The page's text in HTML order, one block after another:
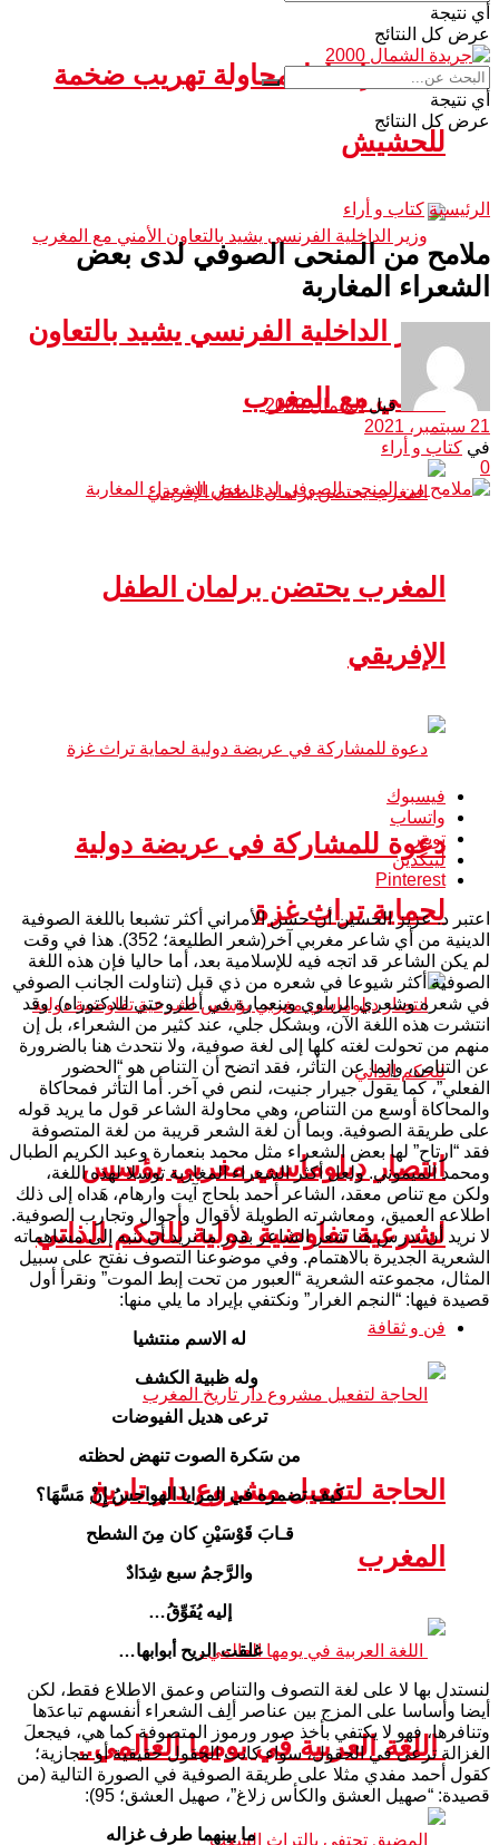
سبتة.. إحباط محاولة تهريب ضخمة
للحشيش
وزير الداخلية الفرنسي يشيد بالتعاون
الأمني مع المغرب
المغرب يحتضن برلمان الطفل
الإفريقي
دعوة للمشاركة في عريضة دولية
لحماية تراث غزة
انتصار دبلوماسي مغربي يؤسس
لشرعية تفاوضية دولية للحكم الذاتي
فن و ثقافة
الحاجة لتفعيل مشروع دار تاريخ
المغرب
اللغة العربية في يومها العالمي..
أي نتيجة
عرض كل النتائج
أي نتيجة
عرض كل النتائج
الرئيسية كتاب و أراء
ملامح من المنحى الصوفي لدى بعض
الشعراء المغاربة
قبل الشمال 2000
21 سبتمبر، 2021
في كتاب و أراء
0
فيسبوك
واتساب
تويتر
لينكدين
Pinterest
اعتبر د. عزيز الحسين أن حسن الأمراني أكثر تشبعا باللغة الصوفية
الدينية من أي شاعر مغربي آخر(شعر الطليعة؛ 352). هذا في وقت
لم يكن الشاعر قد اتجه فيه للإسلامية بعد، أما حاليا فإن هذه اللغة
الصوفية أكثر شيوعا في شعره من ذي قبل (تناولت الجانب الصوفي
في شعره وشعري الرباوي وبنعمارة في أطروحتي للدكتوراه). وقد
انتشرت هذه اللغة الآن، وبشكل جلي، عند كثير من الشعراء، بل إن
منهم من تحولت لغته كلها إلى لغة صوفية، ولا نتحدث هنا بالضرورة
عن التناص، وإنما عن التأثر، فقد اتضح أن التناص هو “الحضور
الفعلي”، كما يقول جيرار جنيت، لنص في آخر. أما التأثر فمحاكاة
والمحاكاة أوسع من التناص، وهي محاولة الشاعر قول ما يريد قوله
على طريقة الصوفية. وبما أن لغة الشعر قريبة من لغة المتصوفة
فقد “ارتاح” لها بعض الشعراء مثل محمد بنعمارة وعبد الكريم الطبال
ومحمد الميموني. ولعل أكثر الشعراء المغاربة توسلا لهذه اللغة،
ولكن مع تناص معقد، الشاعر أحمد بلحاج آيت وارهام، هَداه إلى ذلك
اطلاعه العميق، ومعاشرته الطويلة لأقوال وأحوال وتجارب الصوفية.
لا نريد أن ندرس هنا شعر الشاعر بقدر ما نريد أن ننبه إلى مساهماته
الشعرية الجديرة بالاهتمام. وفي موضوعنا التصوف نفتح على سبيل
المثال، مجموعته الشعرية “العبور من تحت إبط الموت” ونقرأ أول
قصيدة فيها: “النجم الغرار” ونكتفي بإيراد ما يلي منها:
له الاسم منتشيا
وله ظبية الكشف
ترعى هديل الفيوضات
من سَكرة الصوت تنهض لحظته
كيف تضمره في المرايا الهواجسُ إِنْ مَسَّهَا؟
قـابَ قَوْسَيْنِ كان مِنَ الشطح
والرَّجمُ سبع شِدَادٌ
إليه يُفَوِّقُ…
غلقت الريح أبوابها…
لنستدل بها لا على لغة التصوف والتناص وعمق الاطلاع فقط، لكن
أيضا وأساسا على المزج بين عناصر ألِف الشعراء أنفسهم تباعدَها
وتنافرها، فهو لا يكتفي بأخذ صور ورموز المتصوفة كما هي، فيجعلَ
الغزالة ترعى في الحقول، سواء كانت الحقول حقيقية أو مجازية؛
كقول أحمد مفدي مثلا على طريقة الصوفية في الصورة التالية (من
قصيدة: “صهيل العشق والكأس زلاغ”، صهيل العشق؛ 95):
ما بينهما طرف غزاله